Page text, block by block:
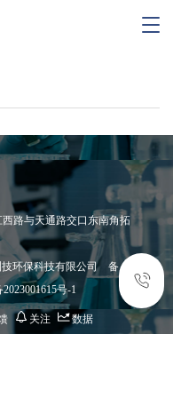
T
e
n
v
i
g
a
i
o
环保科技有限公司    备
号-1
路与天通路交口东南角拓
关注 数据